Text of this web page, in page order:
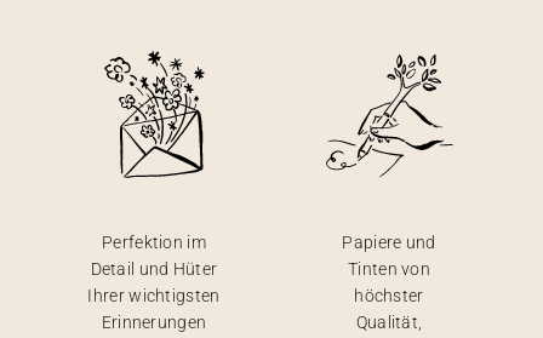
Perfektion im
Detail und Hüter
Ihrer wichtigsten
Erinnerungen
Papiere und
Tinten von
höchster
Qualität,